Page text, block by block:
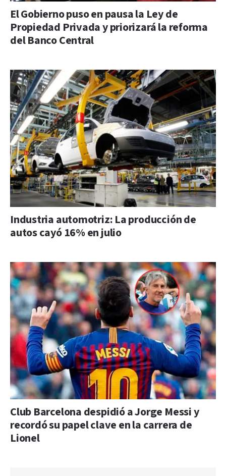
El Gobierno puso en pausa la Ley de
Propiedad Privada y priorizará la reforma
del Banco Central
Industria automotriz: La producción de
autos cayó 16% en julio
Club Barcelona despidió a Jorge Messi y
recordó su papel clave en la carrera de
Lionel